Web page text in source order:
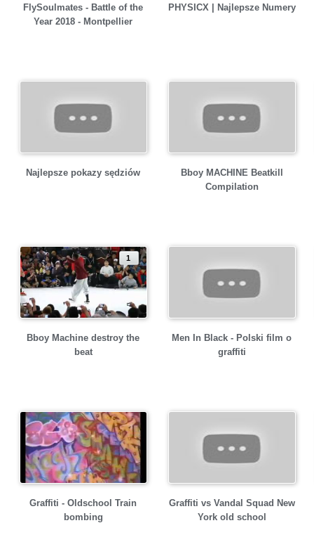
FlySoulmates - Battle of the
Year 2018 - Montpellier
PHYSICX | Najlepsze Numery
Najlepsze pokazy sędziów
Bboy MACHINE Beatkill
Compilation
1
Bboy Machine destroy the
beat
Men In Black - Polski film o
graffiti
Graffiti - Oldschool Train
bombing
Graffiti vs Vandal Squad New
York old school